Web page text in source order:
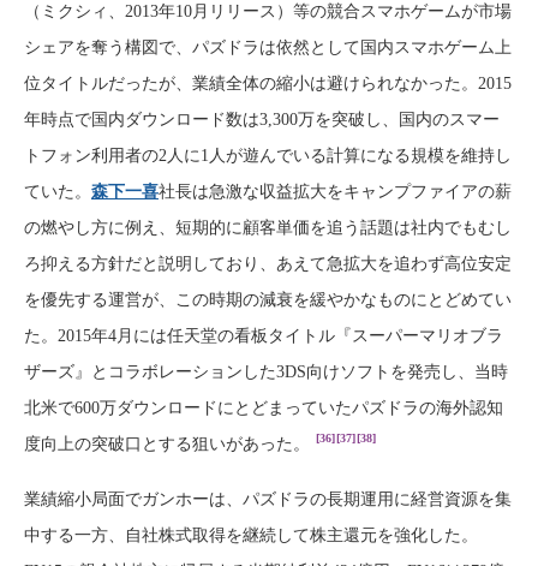
（ミクシィ、2013年10月リリース）等の競合スマホゲームが市場
シェアを奪う構図で、パズドラは依然として国内スマホゲーム上
位タイトルだったが、業績全体の縮小は避けられなかった。2015
年時点で国内ダウンロード数は3,300万を突破し、国内のスマー
トフォン利用者の2人に1人が遊んでいる計算になる規模を維持し
ていた。 森下一喜社長は急激な収益拡大をキャンプファイアの薪
の燃やし方に例え、短期的に顧客単価を追う話題は社内でもむし
ろ抑える方針だと説明しており、あえて急拡大を追わず高位安定
を優先する運営が、この時期の減衰を緩やかなものにとどめてい
た。2015年4月には任天堂の看板タイトル『スーパーマリオブラ
ザーズ』とコラボレーションした3DS向けソフトを発売し、当時
北米で600万ダウンロードにとどまっていたパズドラの海外認知
度向上の突破口とする狙いがあった。
[36][37][38]
業績縮小局面でガンホーは、パズドラの長期運用に経営資源を集
中する一方、自社株式取得を継続して株主還元を強化した。